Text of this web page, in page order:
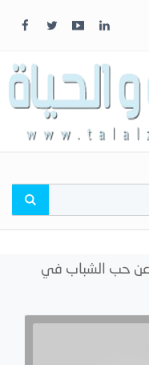
عن حب الشباب في